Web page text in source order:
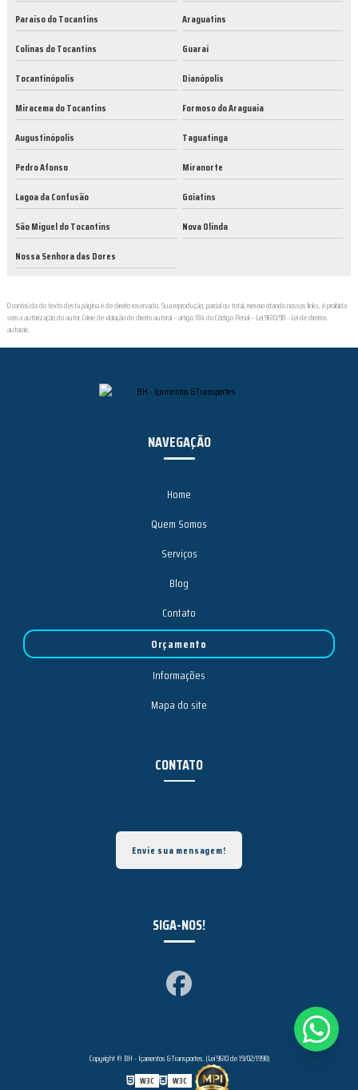
Paraíso do Tocantins
Araguatins
Colinas do Tocantins
Guaraí
Tocantinópolis
Dianópolis
Miracema do Tocantins
Formoso do Araguaia
Augustinópolis
Taguatinga
Pedro Afonso
Miranorte
Lagoa da Confusão
Goiatins
São Miguel do Tocantins
Nova Olinda
Nossa Senhora das Dores
O conteúdo do texto desta página é de direito reservado. Sua reprodução, parcial ou total, mesmo citando nossos links, é proibida
sem a autorização do autor. Crime de violação de direito autoral – artigo 184 do Código Penal – Lei 9610/98 - Lei de direitos
autorais.
NAVEGAÇÃO
Home
Quem Somos
Serviços
Blog
Contato
Orçamento
Informações
Mapa do site
CONTATO
Envie sua mensagem!
SIGA-NOS!
Copyright © BH - Içamentos &Transportes. (Lei 9610 de 19/02/1998)
W3C
W3C